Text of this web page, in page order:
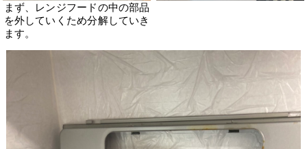
まず、レンジフードの中の部品
を外していくため分解していき
ます。